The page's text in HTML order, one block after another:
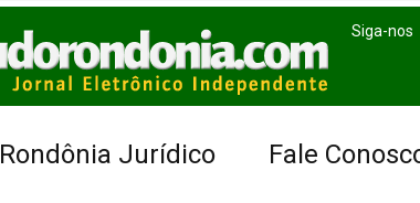
Siga-nos
Rondônia Jurídico Fale